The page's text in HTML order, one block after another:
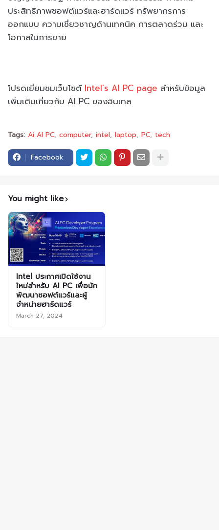
ประสิทธิภาพซอฟต์แวร์และฮาร์ดแวร์ ทรัพยากรการ
ออกแบบ ความเชี่ยวชาญด้านเทคนิค การตลาดร่วม และ
โอกาสในการขาย
โปรดเยี่ยมชมเว็บไซต์ Intel's AI PC page สำหรับข้อมูล
เพิ่มเติมเกี่ยวกับ AI PC ของอินเทล
Tags: Ai AI PC computer intel laptop PC tech
Facebook
You might like
Intel ประกาศเปิดใช้งาน
ใหม่สำหรับ AI PC เพื่อนัก
พัฒนาซอฟต์แวร์และผู้
จำหน่ายฮาร์ดแวร์
March 27, 2024